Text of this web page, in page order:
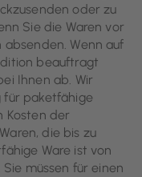
oder zu
Sie die Waren vor
Wenn auf
beauftragt
Ihnen ab. Wir
für paketfähige
Kosten der
die bis zu
Ware ist von
müssen für einen